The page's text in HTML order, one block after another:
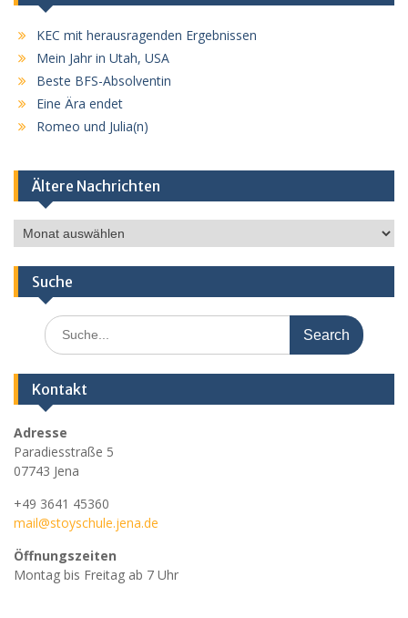
KEC mit herausragenden Ergebnissen
Mein Jahr in Utah, USA
Beste BFS-Absolventin
Eine Ära endet
Romeo und Julia(n)
Ältere Nachrichten
Ältere
Nachrichten
Suche
Search
for:
Kontakt
Adresse
Paradiesstraße 5
07743 Jena
+49 3641 45360
mail@stoyschule.jena.de
Öffnungszeiten
Montag bis Freitag ab 7 Uhr